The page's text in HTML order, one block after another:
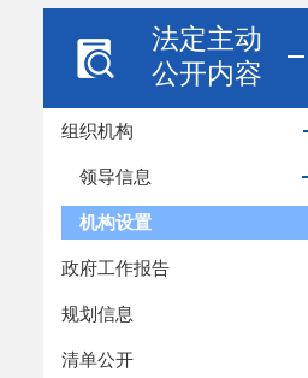
法定主动
公开内容
组织机构
领导信息
机构设置
政府工作报告
规划信息
清单公开